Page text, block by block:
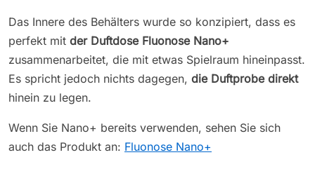
Das Innere des Behälters wurde so konzipiert, dass es
perfekt mit der Duftdose Fluonose Nano+
zusammenarbeitet, die mit etwas Spielraum hineinpasst.
Es spricht jedoch nichts dagegen, die Duftprobe direkt
hinein zu legen.
Wenn Sie Nano+ bereits verwenden, sehen Sie sich
auch das Produkt an: Fluonose Nano+